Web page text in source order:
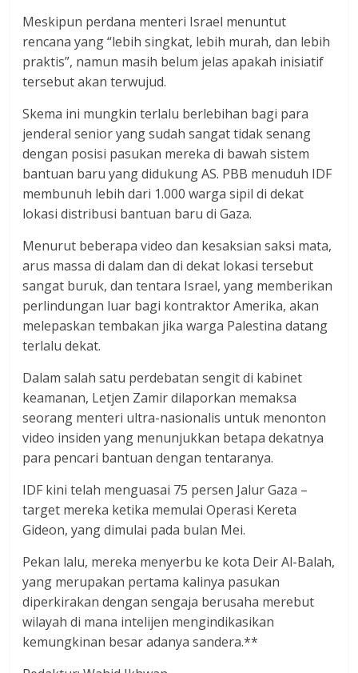
Meskipun perdana menteri Israel menuntut
rencana yang “lebih singkat, lebih murah, dan lebih
praktis”, namun masih belum jelas apakah inisiatif
tersebut akan terwujud.
Skema ini mungkin terlalu berlebihan bagi para
jenderal senior yang sudah sangat tidak senang
dengan posisi pasukan mereka di bawah sistem
bantuan baru yang didukung AS. PBB menuduh IDF
membunuh lebih dari 1.000 warga sipil di dekat
lokasi distribusi bantuan baru di Gaza.
Menurut beberapa video dan kesaksian saksi mata,
arus massa di dalam dan di dekat lokasi tersebut
sangat buruk, dan tentara Israel, yang memberikan
perlindungan luar bagi kontraktor Amerika, akan
melepaskan tembakan jika warga Palestina datang
terlalu dekat.
Dalam salah satu perdebatan sengit di kabinet
keamanan, Letjen Zamir dilaporkan memaksa
seorang menteri ultra-nasionalis untuk menonton
video insiden yang menunjukkan betapa dekatnya
para pencari bantuan dengan tentaranya.
IDF kini telah menguasai 75 persen Jalur Gaza –
target mereka ketika memulai Operasi Kereta
Gideon, yang dimulai pada bulan Mei.
Pekan lalu, mereka menyerbu ke kota Deir Al-Balah,
yang merupakan pertama kalinya pasukan
diperkirakan dengan sengaja berusaha merebut
wilayah di mana intelijen mengindikasikan
kemungkinan besar adanya sandera.**